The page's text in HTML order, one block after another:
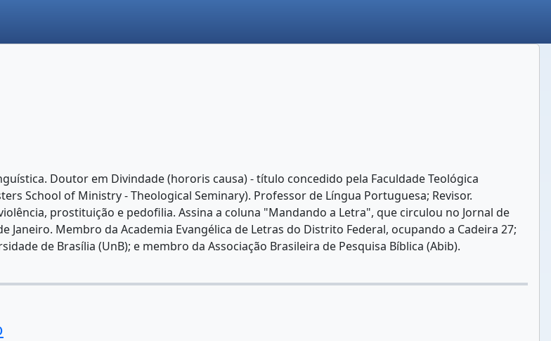
Doutor em Divindade (hororis causa) - título concedido pela Faculdade Teológica
School of Ministry - Theological Seminary). Professor de Língua Portuguesa; Revisor.
prostituição e pedofilia. Assina a coluna "Mandando a Letra", que circulou no Jornal de
Janeiro. Membro da Academia Evangélica de Letras do Distrito Federal, ocupando a Cadeira 27;
de Brasília (UnB); e membro da Associação Brasileira de Pesquisa Bíblica (Abib).